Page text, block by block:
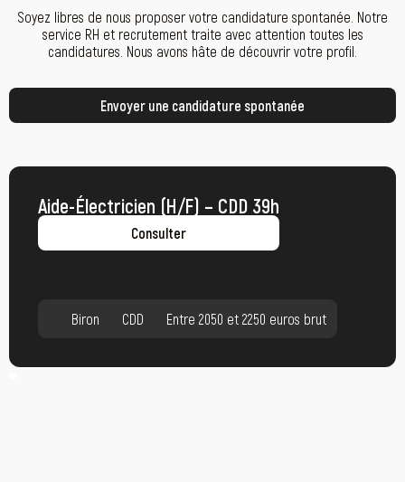
Soyez libres de nous proposer votre candidature spontanée. Notre
service RH et recrutement traite avec attention toutes les
candidatures. Nous avons hâte de découvrir votre profil.
Envoyer une candidature spontanée
Aide-Électricien (H/F) – CDD 39h
Consulter
Biron CDD Entre 2050 et 2250 euros brut